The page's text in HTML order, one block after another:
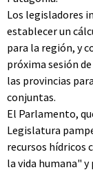
Los legisladores
establecer un
para la región, y
próxima sesión
las provincias
conjuntas.
El Parlamento,
Legislatura
recursos hídricos
la vida humana"